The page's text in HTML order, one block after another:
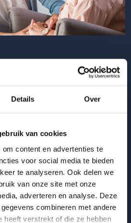
Details Over
van cookies
content en advertenties te
voor social media te bieden
te analyseren. Ook delen we
van onze site met onze
adverteren en analyse. Deze
combineren met andere
heeft verstrekt of die ze hebben
Q1 2024: Sector zorg
gegroeid, met 26.000
en welzijn komen werken. Dat blijkt